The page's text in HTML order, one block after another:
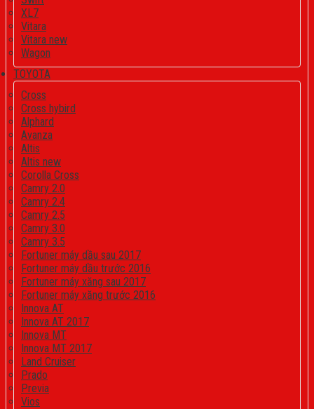
XL7
Vitara
Vitara new
Wagon
TOYOTA
Cross
Cross hybird
Alphard
Avanza
Altis
Altis new
Corolla Cross
Camry 2.0
Camry 2.4
Camry 2.5
Camry 3.0
Camry 3.5
Fortuner máy dầu sau 2017
Fortuner máy dầu trước 2016
Fortuner máy xăng sau 2017
Fortuner máy xăng trước 2016
Innova AT
Innova AT 2017
Innova MT
Innova MT 2017
Land Cruiser
Prado
Previa
Vios